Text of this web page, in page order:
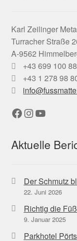
Karl Zeilinger
Turracher Straße
A-9562
+43 699 100
+43 1 278 98
Facebook
Instagram
YouTube
Aktuelle
Der Schmutz
22. Juni 2026
Richtig die
9. Januar 2025
Parkhotel